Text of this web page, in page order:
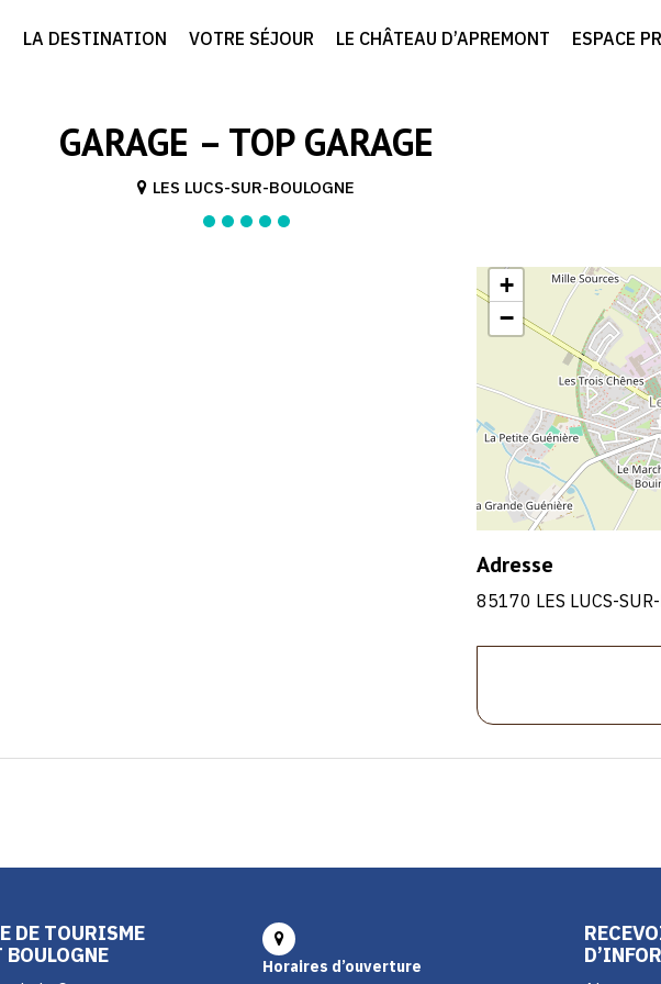
LA DESTINATION VOTRE SÉJOUR LE CHÂTEAU D’APREMONT ESPACE
GARAGE – TOP GARAGE
LES LUCS-SUR-BOULOGNE
+
−
Adresse
85170 LES LUCS-
DE TOURISME
Horaires d’ouverture